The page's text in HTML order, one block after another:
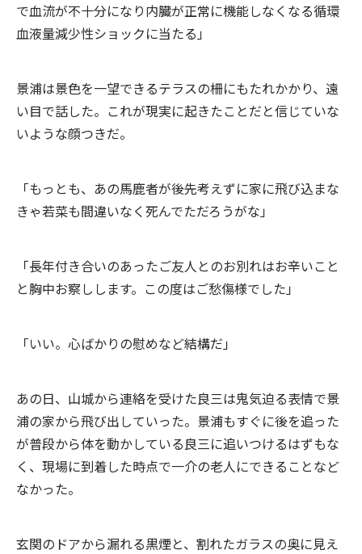
で血流が不十分になり内臓が正常に機能しなくなる循環
血液量減少性ショックに当たる」
景浦は景色を一望できるテラスの柵にもたれかかり、遠
い目で話した。これが現実に起きたことだと信じていな
いような顔つきだ。
「もっとも、あの馬鹿者が後先考えずに家に飛び込まな
きゃ若菜も間違いなく死んでただろうがな」
「長年付き合いのあったご友人とのお別れはお辛いこと
と胸中お察しします。この度はご愁傷様でした」
「いい。心ばかりの慰めなど結構だ」
あの日、山城から連絡を受けた良三は鬼気迫る表情で景
浦の家から飛び出していった。景浦もすぐに後を追った
が普段から体を動かしている良三に追いつけるはずもな
く、現場に到着した時点で一介の老人にできることなど
なかった。
玄関のドアから漏れる黒煙と、割れたガラスの奥に見え